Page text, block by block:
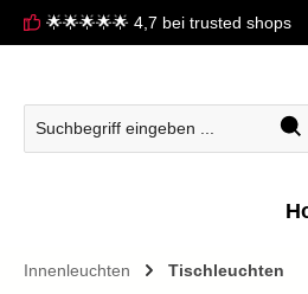
Zur Hauptnavigation
🌟🌟🌟🌟🌟 4,7 bei trusted shops
Innenleuchten Tischleuchten